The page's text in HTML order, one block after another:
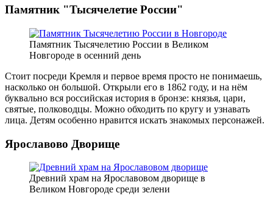
Памятник "Тысячелетие России"
Памятник Тысячелетию России в Великом
Новгороде в осенний день
Стоит посреди Кремля и первое время просто не понимаешь,
насколько он большой. Открыли его в 1862 году, и на нём
буквально вся российская история в бронзе: князья, цари,
святые, полководцы. Можно обходить по кругу и узнавать
лица. Детям особенно нравится искать знакомых персонажей.
Ярославово Дворище
Древний храм на Ярославовом дворище в
Великом Новгороде среди зелени